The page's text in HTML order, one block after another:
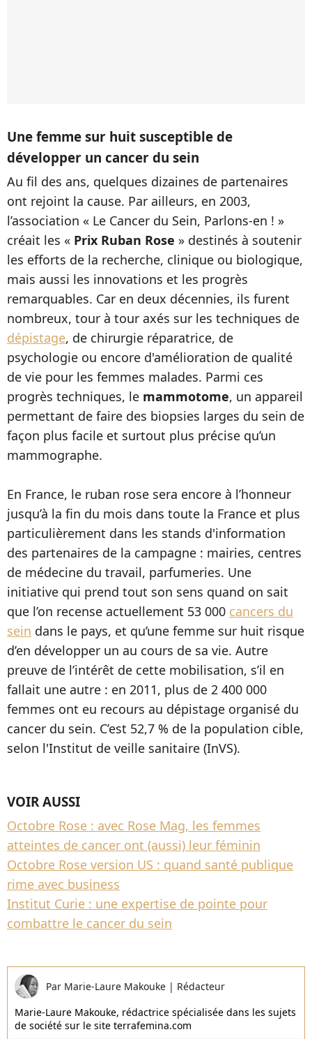
Une femme sur huit susceptible de
développer un cancer du sein
Au fil des ans, quelques dizaines de partenaires
ont rejoint la cause. Par ailleurs, en 2003,
l’association « Le Cancer du Sein, Parlons-en ! »
créait les « Prix Ruban Rose » destinés à soutenir
les efforts de la recherche, clinique ou biologique,
mais aussi les innovations et les progrès
remarquables. Car en deux décennies, ils furent
nombreux, tour à tour axés sur les techniques de
dépistage, de chirurgie réparatrice, de
psychologie ou encore d'amélioration de qualité
de vie pour les femmes malades. Parmi ces
progrès techniques, le mammotome, un appareil
permettant de faire des biopsies larges du sein de
façon plus facile et surtout plus précise qu’un
mammographe.
En France, le ruban rose sera encore à l’honneur
jusqu’à la fin du mois dans toute la France et plus
particulièrement dans les stands d'information
des partenaires de la campagne : mairies, centres
de médecine du travail, parfumeries. Une
initiative qui prend tout son sens quand on sait
que l’on recense actuellement 53 000 cancers du
sein dans le pays, et qu’une femme sur huit risque
d’en développer un au cours de sa vie. Autre
preuve de l’intérêt de cette mobilisation, s’il en
fallait une autre : en 2011, plus de 2 400 000
femmes ont eu recours au dépistage organisé du
cancer du sein. C’est 52,7 % de la population cible,
selon l'Institut de veille sanitaire (InVS).
VOIR AUSSI
Octobre Rose : avec Rose Mag, les femmes
atteintes de cancer ont (aussi) leur féminin
Octobre Rose version US : quand santé publique
rime avec business
Institut Curie : une expertise de pointe pour
combattre le cancer du sein
Par Marie-Laure Makouke | Rédacteur
Marie-Laure Makouke, rédactrice spécialisée dans les sujets
de société sur le site terrafemina.com